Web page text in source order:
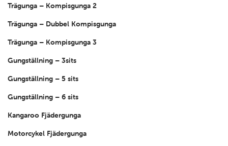
Trägunga – Kompisgunga 2
Trägunga – Dubbel Kompisgunga
Trägunga – Kompisgunga 3
Gungställning – 3sits
Gungställning – 5 sits
Gungställning – 6 sits
Kangaroo Fjädergunga
Motorcykel Fjädergunga